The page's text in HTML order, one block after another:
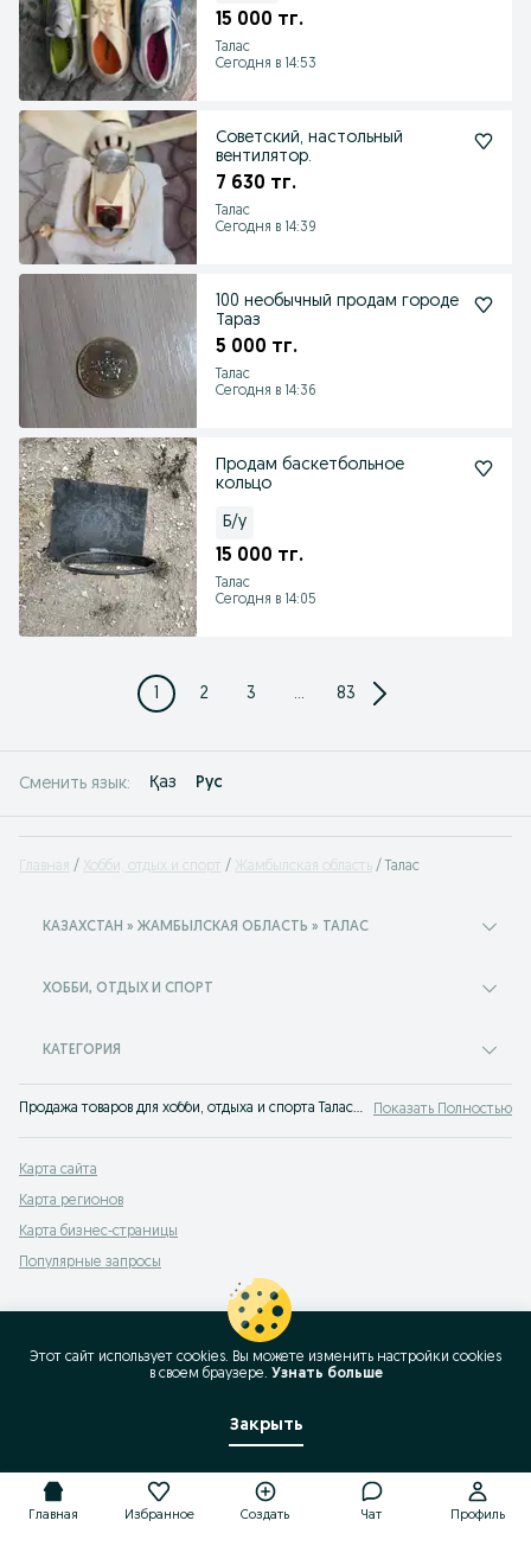
15 000 тг.
Талас
Сегодня в 14:53
Советский, настольный
вентилятор.
7 630 тг.
Талас
Сегодня в 14:39
100 необычный продам городе
Тараз
5 000 тг.
Талас
Сегодня в 14:36
Продам баскетбольное
кольцо
Б/у
15 000 тг.
Талас
Сегодня в 14:05
1 2 3 ... 83
Сменить язык: Қаз Рус
Главная Хобби, отдых и спорт Жамбылская область Талас
КАЗАХСТАН » ЖАМБЫЛСКАЯ ОБЛАСТЬ » ТАЛАС
ХОББИ, ОТДЫХ И СПОРТ
КАТЕГОРИЯ
Продажа товаров для хобби, отдыха и спорта Талас: объявления OLX Талас. Отдыхайте вместе с OLX! Показать Полностью
Карта сайта
Карта регионов
Карта бизнес-страницы
Популярные запросы
Главная Избранное Создать Чат Профиль
Этот сайт использует cookies. Вы можете изменить настройки cookies
в своeм браузере. Узнать больше
Закрыть